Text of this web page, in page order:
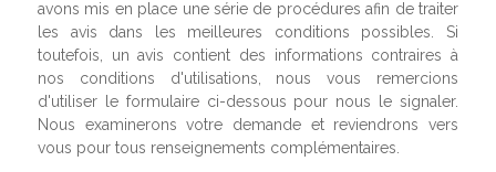
avons mis en place une série de procédures afin de traiter
les avis dans les meilleures conditions possibles. Si
toutefois, un avis contient des informations contraires à
nos conditions d'utilisations, nous vous remercions
d'utiliser le formulaire ci-dessous pour nous le signaler.
Nous examinerons votre demande et reviendrons vers
vous pour tous renseignements complémentaires.